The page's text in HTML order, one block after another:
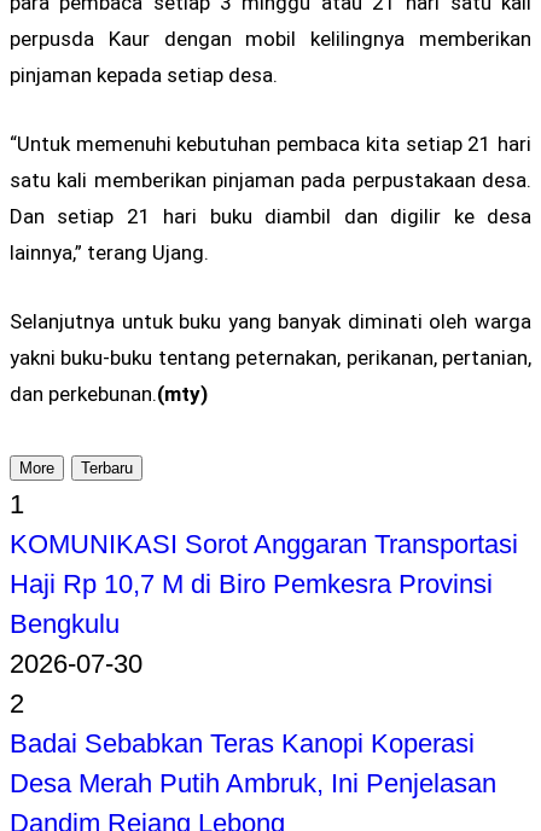
perpusda Kaur dengan mobil kelilingnya memberikan
pinjaman kepada setiap desa.
“Untuk memenuhi kebutuhan pembaca kita setiap 21 hari
satu kali memberikan pinjaman pada perpustakaan desa.
Dan setiap 21 hari buku diambil dan digilir ke desa
lainnya,” terang Ujang.
Selanjutnya untuk buku yang banyak diminati oleh warga
yakni buku-buku tentang peternakan, perikanan, pertanian,
dan perkebunan.(mty)
More Terbaru
1
KOMUNIKASI Sorot Anggaran Transportasi
Haji Rp 10,7 M di Biro Pemkesra Provinsi
Bengkulu
2026-07-30
2
Badai Sebabkan Teras Kanopi Koperasi
Desa Merah Putih Ambruk, Ini Penjelasan
Dandim Rejang Lebong